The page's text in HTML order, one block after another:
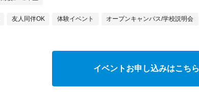
友人同伴OK 体験イベント オープンキャンパス/学校説明会
イベントお申し込みはこちら